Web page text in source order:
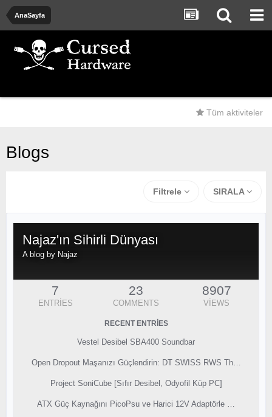
AnaSayfa
Tüm aktiviteler
Blogs
SIRALA
Filtrele
Najaz'ın Sihirli Dünyası
A blog by Najaz
7
ENTRIES
23
COMMENTS
8907
VIEWS
RECENT ENTRIES
Vestel Desibel SBA400 Soundbar
Open Dropout Maşanızı Güçlendirin: DT SWISS RWS Th…
Project SoniCube [Sıfır Desibel, Odyofil Küp PC]
ATX Güç Kaynağını PicoPsu ve Harici 12V Adaptörle …